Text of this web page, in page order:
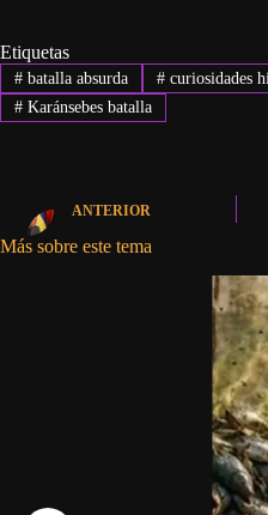
Etiquetas
#batalla absurda #curiosidades
#Karánsebes batalla
ANTERIOR
Más sobre este tema